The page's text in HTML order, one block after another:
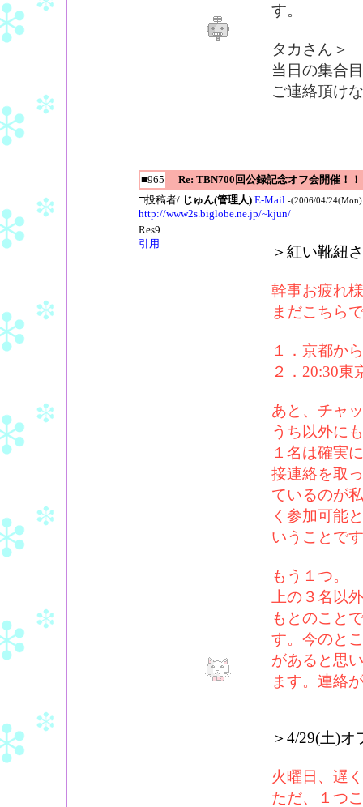
す。
タカさん＞
当日の集合
ご連絡頂け
■965 Re: TBN700回公録記念オフ会開催！！
□投稿者/ じゅん(管理人) E-Mail -(2006/04/
http://www2s.biglobe.ne.jp/~kjun/
Res9
引用
＞紅い靴紐
幹事お疲れ
まだこちら
１．京都か
２．20:30
あと、チャ
うち以外に
１名は確実
接連絡を取っ
ているのが
く参加可能と
いうことで
もう１つ。
上の３名以
もとのことで
す。今のと
があると思い
ます。連絡
＞4/29(土)
火曜日、遅
ただ、１つ